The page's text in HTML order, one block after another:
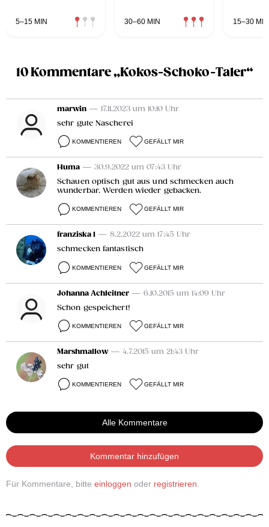
5–15 MIN 30–60 MIN 15–30 MIN
10 Kommentare „Kokos-Schoko-Taler“
marwin — 17.11.2023 um 10:10 Uhr
sehr gute Nascherei
KOMMENTIEREN GEFÄLLT MIR
Huma — 30.9.2022 um 07:43 Uhr
Schauen optisch gut aus und schmecken auch
wunderbar. Werden wieder gebacken.
KOMMENTIEREN GEFÄLLT MIR
franziska 1 — 8.2.2022 um 17:45 Uhr
schmecken fantastisch
KOMMENTIEREN GEFÄLLT MIR
Johanna Achleitner — 6.10.2015 um 14:09 Uhr
Schon gespeichert!
KOMMENTIEREN GEFÄLLT MIR
Marshmallow — 4.7.2015 um 21:43 Uhr
sehr gut
KOMMENTIEREN GEFÄLLT MIR
Alle Kommentare
Kommentar hinzufügen
Für Kommentare, bitte einloggen oder registrieren